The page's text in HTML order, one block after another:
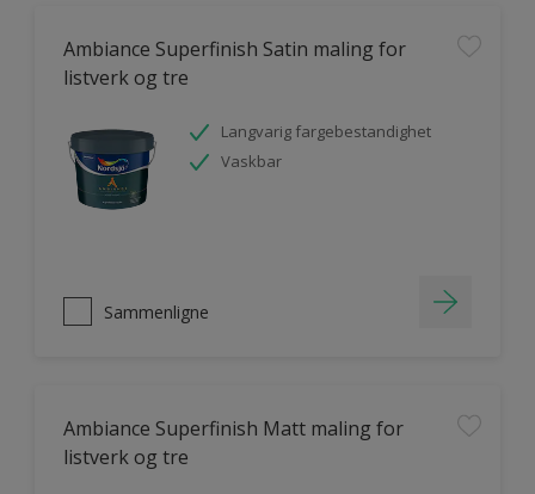
Ambiance Superfinish Satin maling for
listverk og tre
Langvarig fargebestandighet
Vaskbar
Sammenligne
Ambiance Superfinish Matt maling for
listverk og tre